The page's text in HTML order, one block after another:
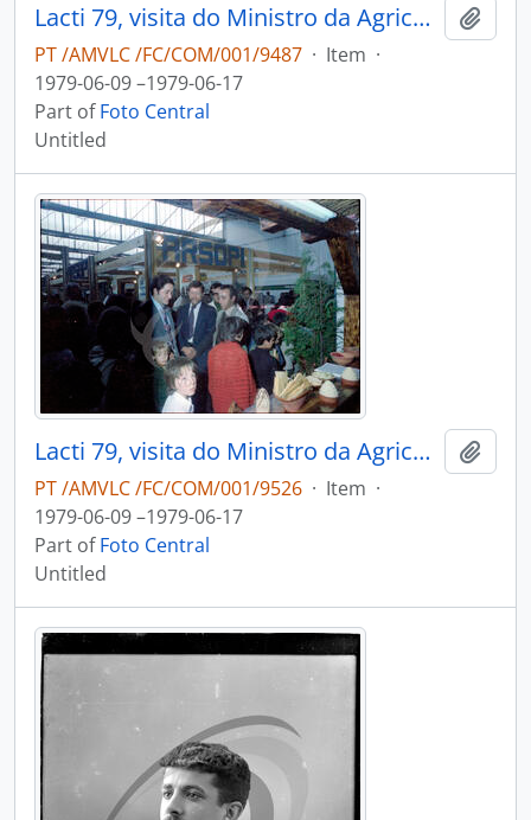
Lacti 79, visita do Ministro da Agricultura e Pescas e do Consulado dos Estados Unidos da América
PT /AMVLC /FC/COM/001/9487 · Item ·
1979-06-09 –1979-06-17
Part ofFoto Central
Untitled
Lacti 79, visita do Ministro da Agricultura e Pescas e do Consulado dos Estados Unidos da América
PT /AMVLC /FC/COM/001/9526 · Item ·
1979-06-09 –1979-06-17
Part ofFoto Central
Untitled